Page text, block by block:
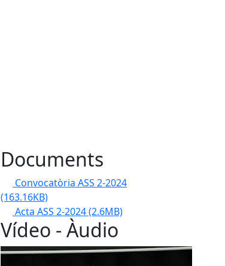
Documents
Convocatòria ASS 2-2024
(163.16KB)
Acta ASS 2-2024(2.6MB)
Vídeo - Àudio